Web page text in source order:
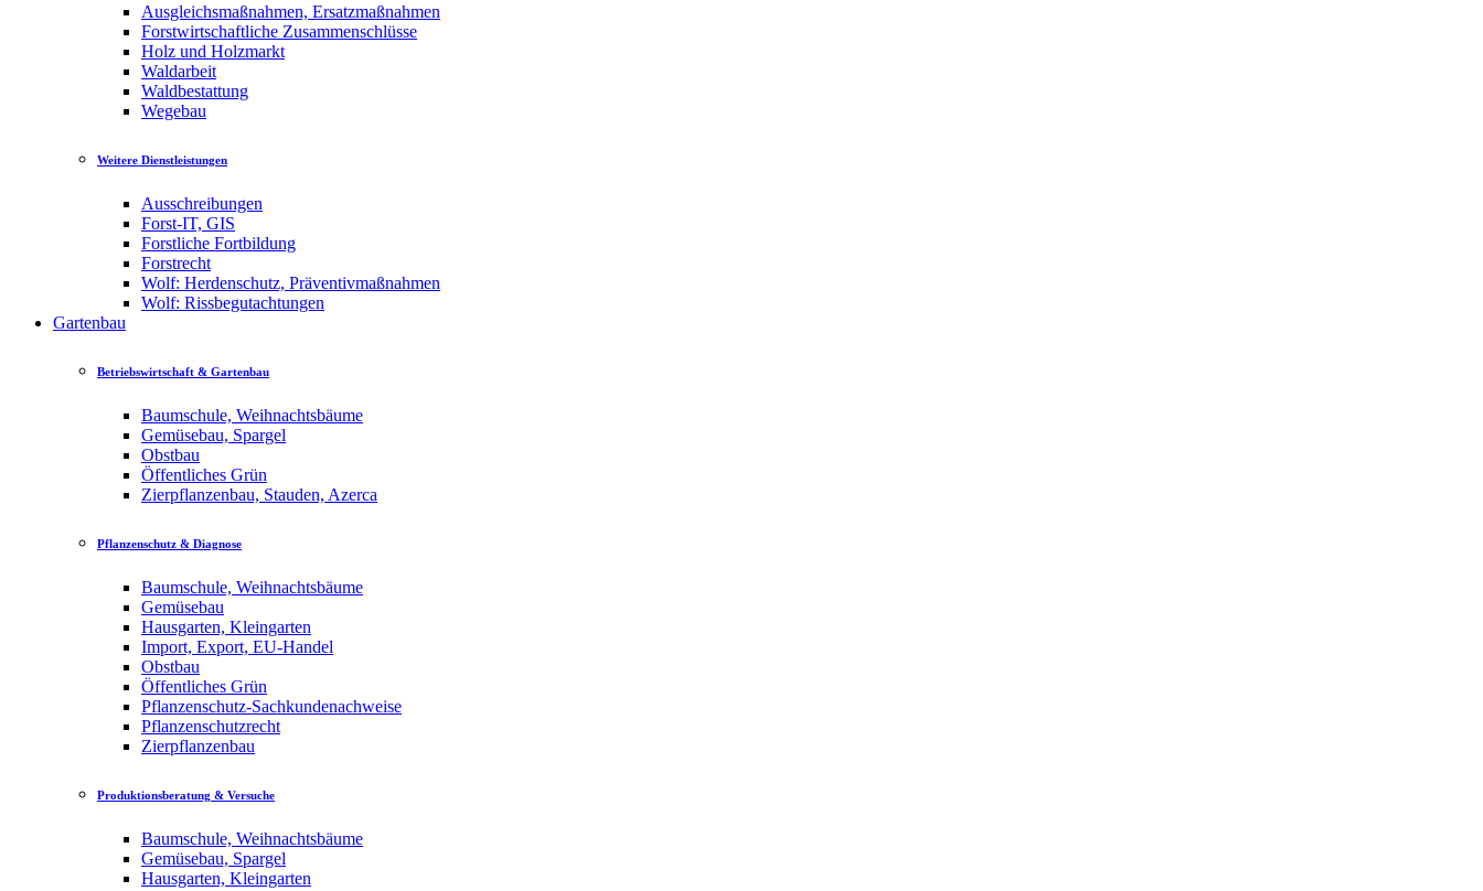
Ausgleichsmaßnahmen, Ersatzmaßnahmen
Forstwirtschaftliche Zusammenschlüsse
Holz und Holzmarkt
Waldarbeit
Waldbestattung
Wegebau
Weitere Dienstleistungen
Ausschreibungen
Forst-IT, GIS
Forstliche Fortbildung
Forstrecht
Wolf: Herdenschutz, Präventivmaßnahmen
Wolf: Rissbegutachtungen
Gartenbau
Betriebswirtschaft & Gartenbau
Baumschule, Weihnachtsbäume
Gemüsebau, Spargel
Obstbau
Öffentliches Grün
Zierpflanzenbau, Stauden, Azerca
Pflanzenschutz & Diagnose
Baumschule, Weihnachtsbäume
Gemüsebau
Hausgarten, Kleingarten
Import, Export, EU-Handel
Obstbau
Öffentliches Grün
Pflanzenschutz-Sachkundenachweise
Pflanzenschutzrecht
Zierpflanzenbau
Produktionsberatung & Versuche
Baumschule, Weihnachtsbäume
Gemüsebau, Spargel
Hausgarten, Kleingarten